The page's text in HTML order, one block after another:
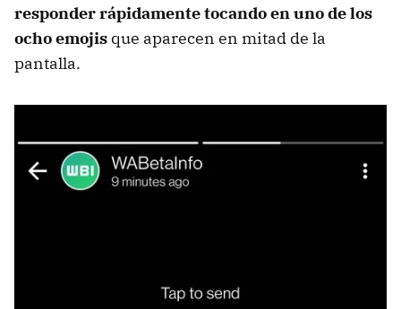
responder rápidamente tocando en uno de los
ocho emojis que aparecen en mitad de la
pantalla.